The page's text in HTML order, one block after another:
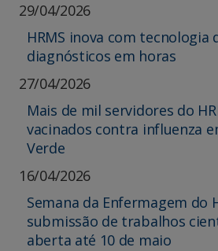
29/04/2026
HRMS inova com
diagnósticos em horas
27/04/2026
Mais de mil servidores do
vacinados contra influenza
Verde
16/04/2026
Semana da Enfermagem do
submissão de trabalhos
aberta até 10 de maio